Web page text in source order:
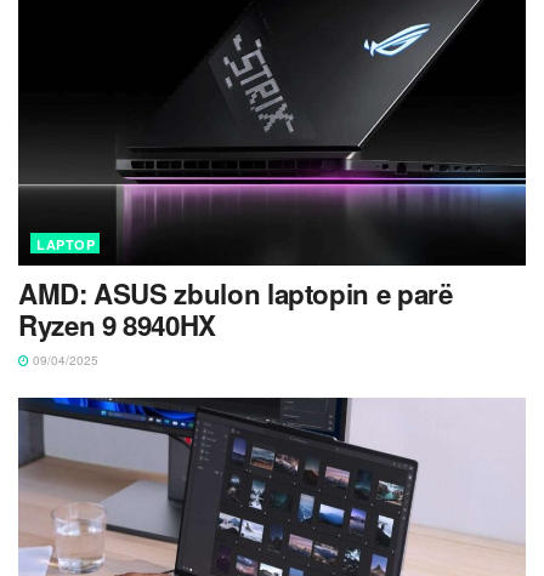
LAPTOP
AMD: ASUS zbulon laptopin e parë
Ryzen 9 8940HX
09/04/2025